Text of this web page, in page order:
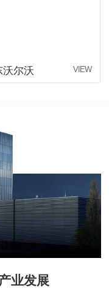
沃尔沃
业发展